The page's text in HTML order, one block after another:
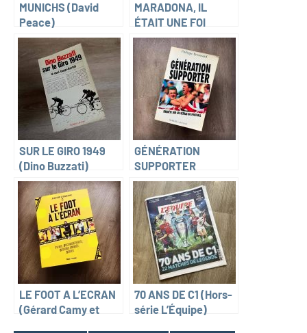
MUNICHS (David
Peace)
MARADONA, IL
ÉTAIT UNE FOI
(Bernard Morlino)
SUR LE GIRO 1949
(Dino Buzzati)
GÉNÉRATION
SUPPORTER
(Philippe Broussard)
LE FOOT A L’ECRAN
(Gérard Camy et
70 ANS DE C1 (Hors-
série L’Équipe)